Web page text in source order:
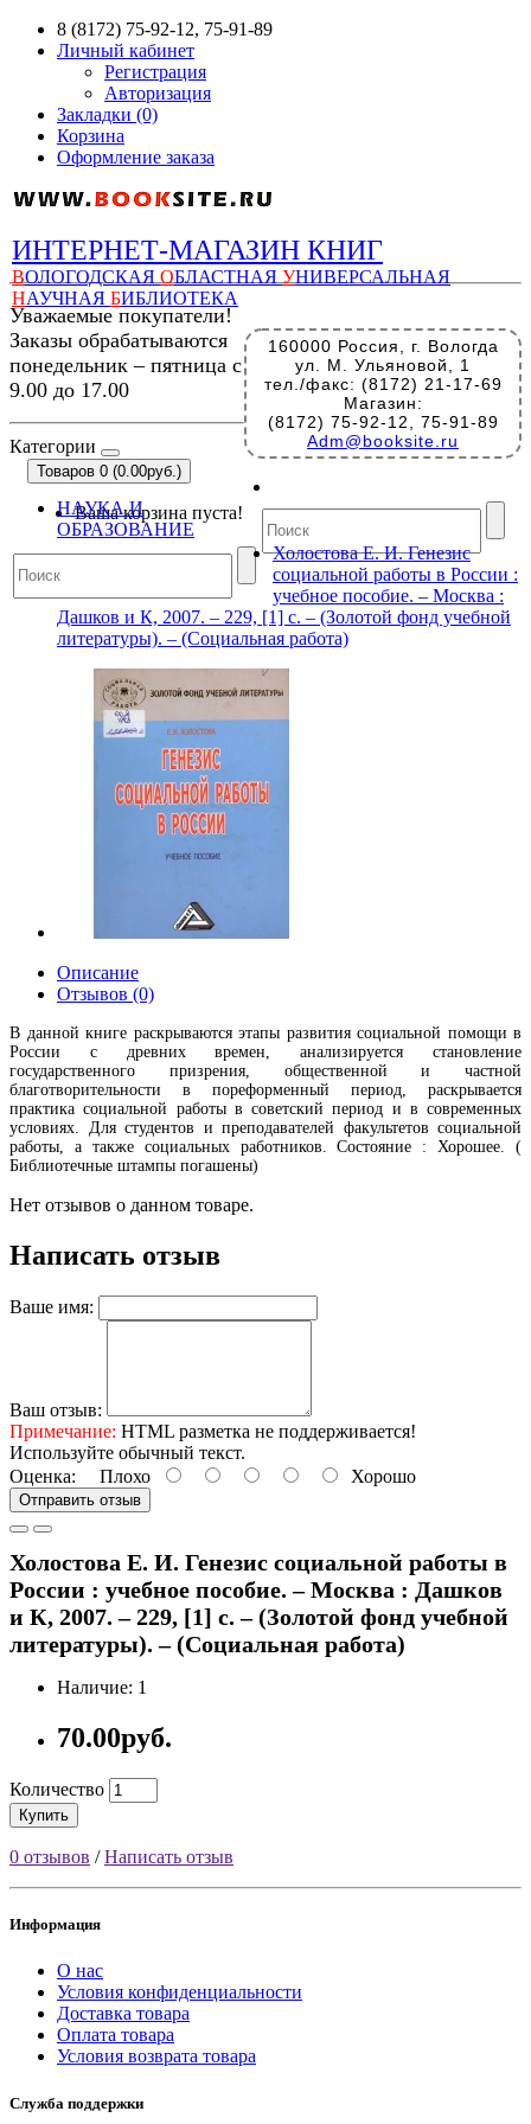
8 (8172) 75-92-12, 75-91-89
Личный кабинет
Регистрация
Авторизация
Закладки (0)
Корзина
Оформление заказа
ИНТЕРНЕТ-МАГАЗИН КНИГ
ВОЛОГОДСКАЯ ОБЛАСТНАЯ УНИВЕРСАЛЬНАЯ
НАУЧНАЯ БИБЛИОТЕКА
160000 Россия, г. Вологда
ул. М. Ульяновой, 1
тел./факс: (8172) 21-17-69
Магазин:
(8172) 75-92-12, 75-91-89
Adm@booksite.ru
Уважаемые покупатели!
Заказы обрабатываются
понедельник – пятница с
9.00 до 17.00
Категории
Товаров 0 (0.00руб.)
Ваша корзина пуста!
НАУКА И
ОБРАЗОВАНИЕ
Холостова Е. И. Генезис
социальной работы в России :
учебное пособие. – Москва :
Дашков и К, 2007. – 229, [1] с. – (Золотой фонд учебной
литературы). – (Социальная работа)
Описание
Отзывов (0)
В данной книге раскрываются этапы развития социальной помощи в
России с древних времен, анализируется становление
государственного призрения, общественной и частной
благотворительности в пореформенный период, раскрывается
практика социальной работы в советский период и в современных
условиях. Для студентов и преподавателей факультетов социальной
работы, а также социальных работников. Состояние : Хорошее. (
Библиотечные штампы погашены)
Нет отзывов о данном товаре.
Написать отзыв
Ваше имя:
Ваш отзыв:
Примечание: HTML разметка не поддерживается!
Используйте обычный текст.
Оценка: Плохо Хорошо
Отправить отзыв
Холостова Е. И. Генезис социальной работы в
России : учебное пособие. – Москва : Дашков
и К, 2007. – 229, [1] с. – (Золотой фонд учебной
литературы). – (Социальная работа)
Наличие: 1
70.00руб.
Количество
Купить
0 отзывов /Написать отзыв
Информация
О нас
Условия конфиденциальности
Доставка товара
Оплата товара
Условия возврата товара
Служба поддержки